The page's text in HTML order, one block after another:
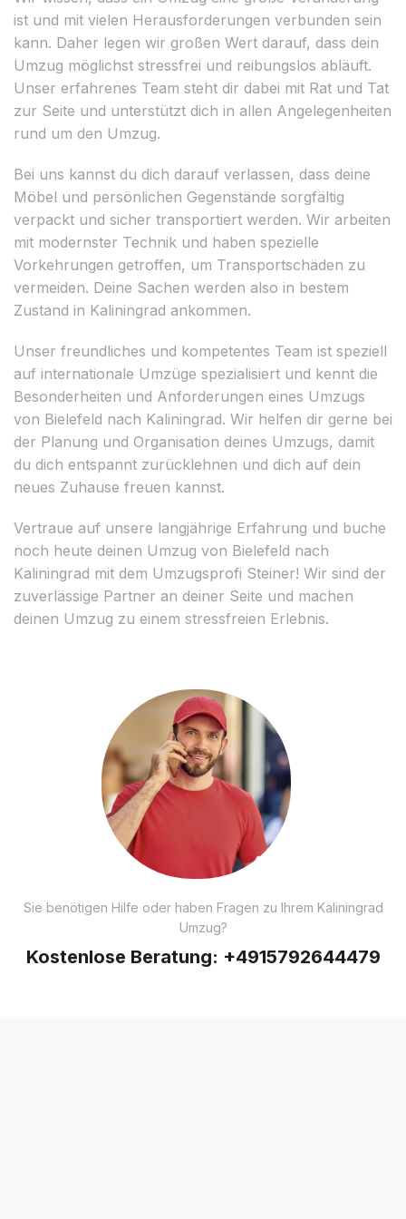
ist und mit vielen Herausforderungen verbunden sein
kann. Daher legen wir großen Wert darauf, dass dein
Umzug möglichst stressfrei und reibungslos abläuft.
Unser erfahrenes Team steht dir dabei mit Rat und Tat
zur Seite und unterstützt dich in allen Angelegenheiten
rund um den Umzug.
Bei uns kannst du dich darauf verlassen, dass deine
Möbel und persönlichen Gegenstände sorgfältig
verpackt und sicher transportiert werden. Wir arbeiten
mit modernster Technik und haben spezielle
Vorkehrungen getroffen, um Transportschäden zu
vermeiden. Deine Sachen werden also in bestem
Zustand in Kaliningrad ankommen.
Unser freundliches und kompetentes Team ist speziell
auf internationale Umzüge spezialisiert und kennt die
Besonderheiten und Anforderungen eines Umzugs
von Bielefeld nach Kaliningrad. Wir helfen dir gerne bei
der Planung und Organisation deines Umzugs, damit
du dich entspannt zurücklehnen und dich auf dein
neues Zuhause freuen kannst.
Vertraue auf unsere langjährige Erfahrung und buche
noch heute deinen Umzug von Bielefeld nach
Kaliningrad mit dem Umzugsprofi Steiner! Wir sind der
zuverlässige Partner an deiner Seite und machen
deinen Umzug zu einem stressfreien Erlebnis.
Sie benötigen Hilfe oder haben Fragen zu Ihrem Kaliningrad
Umzug?
Kostenlose Beratung: +4915792644479